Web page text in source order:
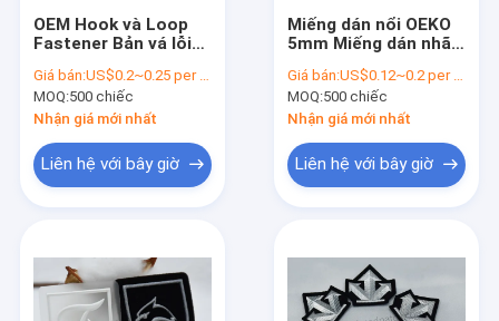
OEM Hook và Loop
Fastener Bản vá lỗi
lô
Giá bán:US$0.2~0.25 per piece
MOQ:500 chiếc
Nhận giá mới nhất
Liên hệ với bây giờ
Miếng dán nổi OEKO
5mm Miếng dán nhãn
Giá bán:US$0.12~0.2 per piece
MOQ:500 chiếc
Nhận giá mới nhất
Liên hệ với bây giờ